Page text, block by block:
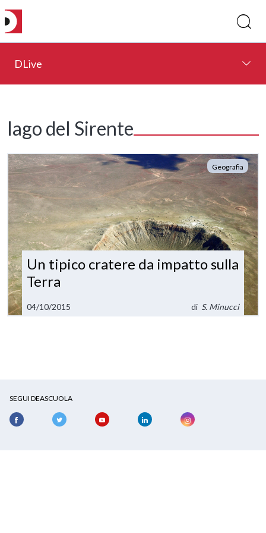
DLive
lago del Sirente
Geografia
Un tipico cratere da impatto sulla
Terra
04/10/2015 di S. Minucci
SEGUI DEASCUOLA